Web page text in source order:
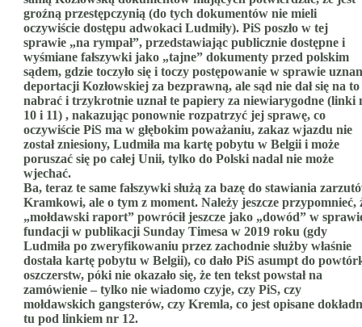
groźną przestępczynią (do tych dokumentów nie mieli
oczywiście dostępu adwokaci Ludmiły). PiS poszło w tej
sprawie „na rympał”, przedstawiając publicznie dostępne i
wyśmiane fałszywki jako „tajne” dokumenty przed polskim
sądem, gdzie toczyło się i toczy postępowanie w sprawie
deportacji Kozłowskiej za bezprawną, ale sąd nie dał się na to
nabrać i trzykrotnie uznał te papiery za niewiarygodne (linki
10 i 11) , nakazując ponownie rozpatrzyć jej sprawę, co
oczywiście PiS ma w głębokim poważaniu, zakaz wjazdu nie
został zniesiony, Ludmiła ma kartę pobytu w Belgii i może
poruszać się po całej Unii, tylko do Polski nadal nie może
wjechać.
Ba, teraz te same fałszywki służą za bazę do stawiania
Kramkowi, ale o tym z moment. Należy jeszcze przypomnieć,
„mołdawski raport” powrócił jeszcze jako „dowód” w
fundacji w publikacji Sunday Timesa w 2019 roku (gdy
Ludmiła po zweryfikowaniu przez zachodnie służby właśnie
dostała kartę pobytu w Belgii), co dało PiS asumpt do
oszczerstw, póki nie okazało się, że ten tekst powstał na
zamówienie – tylko nie wiadomo czyje, czy PiS, czy
mołdawskich gangsterów, czy Kremla, co jest opisane
tu pod linkiem nr 12.